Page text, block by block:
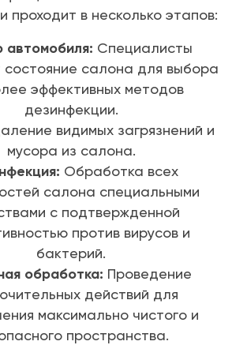
проходит в несколько этапов:
автомобиля: Специалисты
салона для выбора
эффективных методов
дезинфекции.
видимых загрязнений и
мусора из салона.
Обработка всех
салона специальными
с подтвержденной
против вирусов и
бактерий.
обработка: Проведение
действий для
максимально чистого и
пространства.